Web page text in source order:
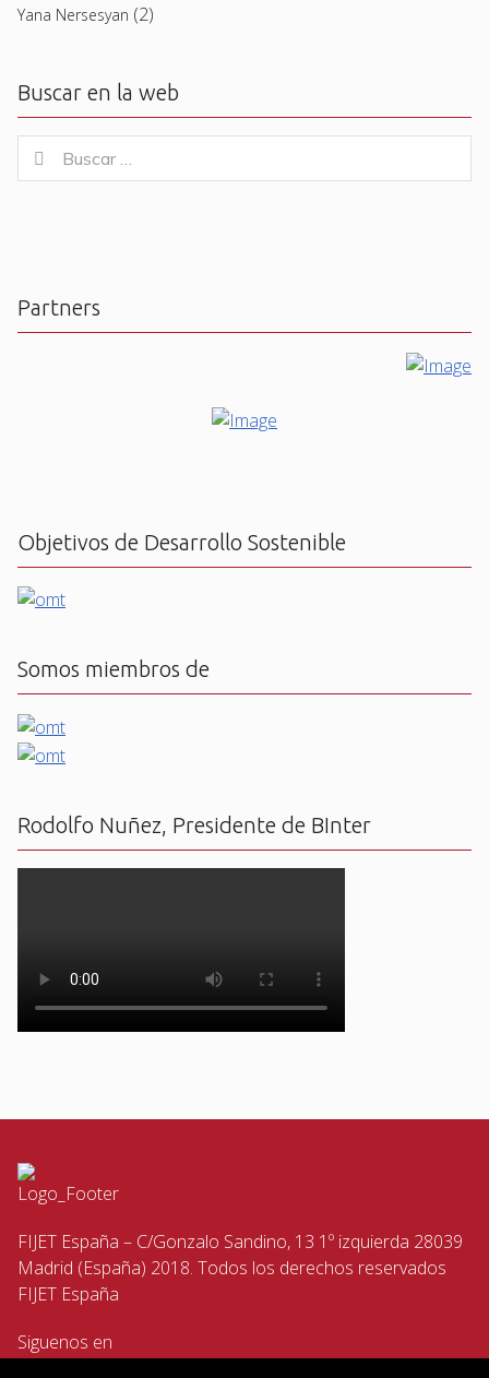
Yana Nersesyan (2)
Buscar en la web
for:
Buscar
Partners
Objetivos de Desarrollo Sostenible
Somos miembros de
Rodolfo Nuñez, Presidente de BInter
FIJET España – C/Gonzalo Sandino, 13 1º izquierda 28039
Madrid (España) 2018. Todos los derechos reservados
FIJET España
Siguenos en